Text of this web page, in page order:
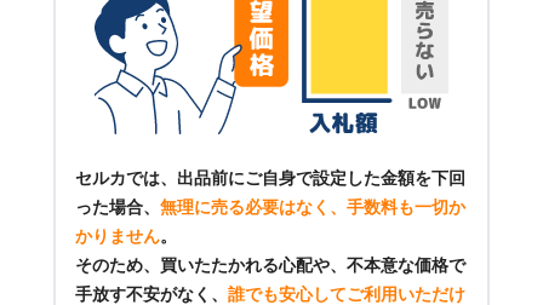
セルカでは、出品前にご自身で設定した金額を下回
った場合、 無理に売る必要はなく、手数料も一切か
かりません。
そのため、買いたたかれる心配や、不本意な価格で
手放す不安がなく、 誰でも安心してご利用いただけ